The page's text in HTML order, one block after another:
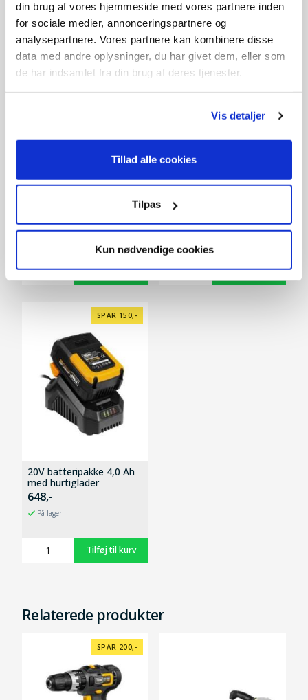
din brug af vores hjemmeside med vores partnere inden
for sociale medier, annonceringspartnere og
analysepartnere. Vores partnere kan kombinere disse
data med andre oplysninger, du har givet dem, eller som
de har indsamlet fra din brug af deres tjenester.
Vis detaljer
Tillad alle cookies
Tilpas
Kun nødvendige cookies
SPAR 150,-
398,- 599,-
SPAR 150,-
20V batteripakke 4,0 Ah
med hurtiglader
648,-
På lager
Relaterede produkter
SPAR 200,-